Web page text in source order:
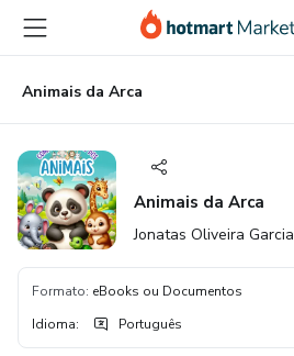
para
conteúdo
principal
para
pagamento
para
rodapé
Animais da Arca
Animais da Arca
Jonatas Oliveira Garcia
Formato: eBooks ou Documentos
Idioma: Português